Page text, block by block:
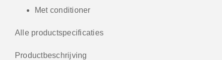
Met conditioner
Alle productspecificaties
Productbeschrijving